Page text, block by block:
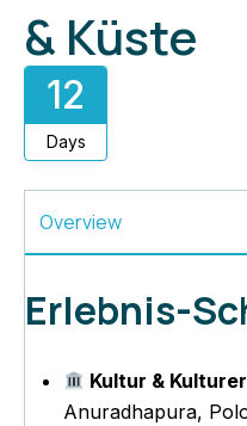
& Küste
12
Days
Overview
Erlebnis-
Kultur &
Anuradhapura,